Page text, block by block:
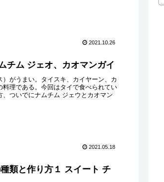
2021.10.26
チム ジェオ、カオマンガイ
がうまい。タイスキ、カイヤーン、カ
理である。今回はタイで食べられてい
ついでにナムチム ジェウとカオマン
2021.05.18
類と作り方１ スイート チ